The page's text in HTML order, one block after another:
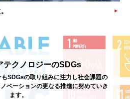
テクノロジーのSDGs
SDGsの取り組みに注力し社会課題の
ベーションの更なる推進に努めていき
ます。